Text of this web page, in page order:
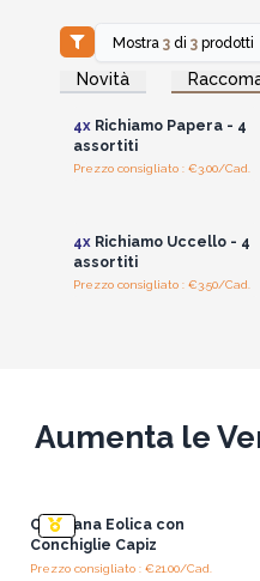
Mostra3 di3 prodotti
Novità
Accedi per vedere
i prezzi all'ingrosso
4xRichiamo Papera - 4
assortiti
Prezzo consigliato : €3.00/Cad.
4xRichiamo Uccello - 4
assortiti
Prezzo consigliato : €3.50/Cad.
Aumenta le
Campana Eolica con
Conchiglie Capiz
Prezzo consigliato : €21.00/Cad.